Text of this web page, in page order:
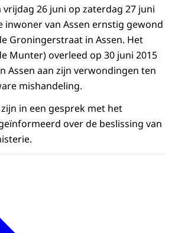
vrijdag 26 juni op zaterdag 27 juni
inwoner van Assen ernstig gewond
Groningerstraat in Assen. Het
Munter) overleed op 30 juni 2015
Assen aan zijn verwondingen ten
mishandeling.
in een gesprek met het
over de beslissing van